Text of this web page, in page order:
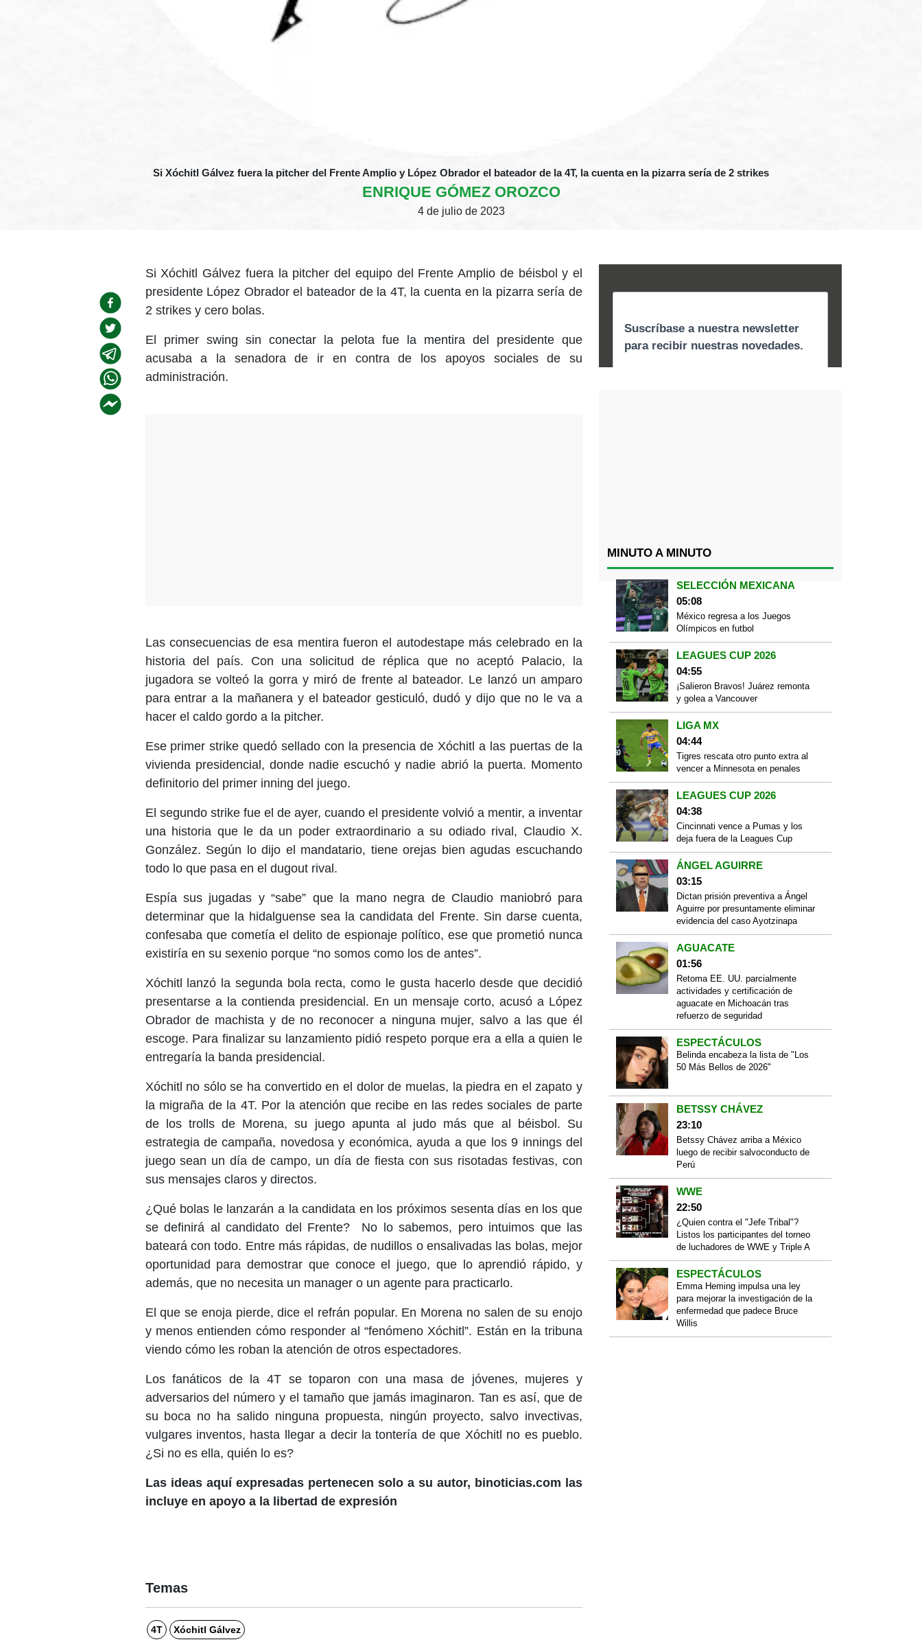
Si Xóchitl Gálvez fuera la pitcher del Frente Amplio y López Obrador el bateador de la 4T, la cuenta en la pizarra sería de 2 strikes
ENRIQUE GÓMEZ OROZCO
4 de julio de 2023
Si Xóchitl Gálvez fuera la pitcher del equipo del Frente Amplio de béisbol y el
presidente López Obrador el bateador de la 4T, la cuenta en la pizarra sería de
2 strikes y cero bolas.
El primer swing sin conectar la pelota fue la mentira del presidente que
acusaba a la senadora de ir en contra de los apoyos sociales de su
administración.
Las consecuencias de esa mentira fueron el autodestape más celebrado en la
historia del país. Con una solicitud de réplica que no aceptó Palacio, la
jugadora se volteó la gorra y miró de frente al bateador. Le lanzó un amparo
para entrar a la mañanera y el bateador gesticuló, dudó y dijo que no le va a
hacer el caldo gordo a la pitcher.
Ese primer strike quedó sellado con la presencia de Xóchitl a las puertas de la
vivienda presidencial, donde nadie escuchó y nadie abrió la puerta. Momento
definitorio del primer inning del juego.
El segundo strike fue el de ayer, cuando el presidente volvió a mentir, a inventar
una historia que le da un poder extraordinario a su odiado rival, Claudio X.
González. Según lo dijo el mandatario, tiene orejas bien agudas escuchando
todo lo que pasa en el dugout rival.
Espía sus jugadas y “sabe” que la mano negra de Claudio maniobró para
determinar que la hidalguense sea la candidata del Frente. Sin darse cuenta,
confesaba que cometía el delito de espionaje político, ese que prometió nunca
existiría en su sexenio porque “no somos como los de antes”.
Xóchitl lanzó la segunda bola recta, como le gusta hacerlo desde que decidió
presentarse a la contienda presidencial. En un mensaje corto, acusó a López
Obrador de machista y de no reconocer a ninguna mujer, salvo a las que él
escoge. Para finalizar su lanzamiento pidió respeto porque era a ella a quien le
entregaría la banda presidencial.
Xóchitl no sólo se ha convertido en el dolor de muelas, la piedra en el zapato y
la migraña de la 4T. Por la atención que recibe en las redes sociales de parte
de los trolls de Morena, su juego apunta al judo más que al béisbol. Su
estrategia de campaña, novedosa y económica, ayuda a que los 9 innings del
juego sean un día de campo, un día de fiesta con sus risotadas festivas, con
sus mensajes claros y directos.
¿Qué bolas le lanzarán a la candidata en los próximos sesenta días en los que
se definirá al candidato del Frente?
No lo sabemos, pero intuimos que las
bateará con todo. Entre más rápidas, de nudillos o ensalivadas las bolas, mejor
oportunidad para demostrar que conoce el juego, que lo aprendió rápido, y
además, que no necesita un manager o un agente para practicarlo.
El que se enoja pierde, dice el refrán popular. En Morena no salen de su enojo
y menos entienden cómo responder al “fenómeno Xóchitl”. Están en la tribuna
viendo cómo les roban la atención de otros espectadores.
Los fanáticos de la 4T se toparon con una masa de jóvenes, mujeres y
adversarios del número y el tamaño que jamás imaginaron. Tan es así, que de
su boca no ha salido ninguna propuesta, ningún proyecto, salvo invectivas,
vulgares inventos, hasta llegar a decir la tontería de que Xóchitl no es pueblo.
¿Si no es ella, quién lo es?
Las ideas aquí expresadas pertenecen solo a su autor, binoticias.com las
incluye en apoyo a la libertad de expresión
Temas
4T Xóchitl Gálvez
MINUTO A MINUTO
SELECCIÓN MEXICANA
05:08
México regresa a los Juegos
Olímpicos en futbol
LEAGUES CUP 2026
04:55
¡Salieron Bravos! Juárez remonta
y golea a Vancouver
LIGA MX
04:44
Tigres rescata otro punto extra al
vencer a Minnesota en penales
LEAGUES CUP 2026
04:38
Cincinnati vence a Pumas y los
deja fuera de la Leagues Cup
ÁNGEL AGUIRRE
03:15
Dictan prisión preventiva a Ángel
Aguirre por presuntamente eliminar
evidencia del caso Ayotzinapa
AGUACATE
01:56
Retoma EE. UU. parcialmente
actividades y certificación de
aguacate en Michoacán tras
refuerzo de seguridad
ESPECTÁCULOS
Belinda encabeza la lista de "Los
50 Más Bellos de 2026"
BETSSY CHÁVEZ
23:10
Betssy Chávez arriba a México
luego de recibir salvoconducto de
Perú
WWE
22:50
¿Quien contra el "Jefe Tribal"?
Listos los participantes del torneo
de luchadores de WWE y Triple A
ESPECTÁCULOS
Emma Heming impulsa una ley
para mejorar la investigación de la
enfermedad que padece Bruce
Willis